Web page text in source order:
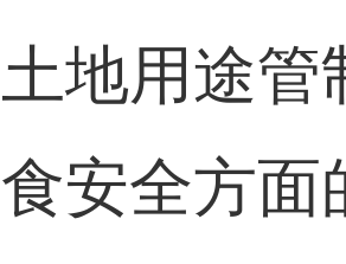
土地用途
食安全方面